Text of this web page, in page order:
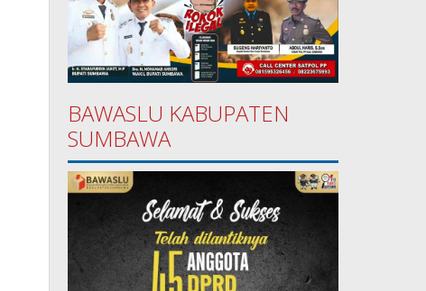
BAWASLU KABUPATEN
SUMBAWA